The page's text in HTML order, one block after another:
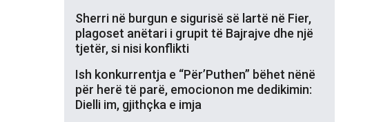
Sherri në burgun e sigurisë së lartë në Fier,
plagoset anëtari i grupit të Bajrajve dhe një
tjetër, si nisi konflikti
Ish konkurrentja e “Për’Puthen” bëhet nënë
për herë të parë, emocionon me dedikimin:
Dielli im, gjithçka e imja